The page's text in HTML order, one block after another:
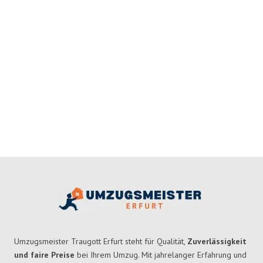
Umzugsmeister Traugott Erfurt steht für Qualität, Zuverlässigkeit
und faire Preise bei Ihrem Umzug. Mit jahrelanger Erfahrung und